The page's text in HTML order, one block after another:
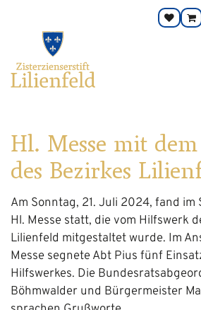
Zisterzienserstift
Lilienfeld
verlinkt
Hl. Messe mit
des Bezirkes
Am Sonntag, 21. Juli 2024, fand
Hl. Messe statt, die vom Hilfswerk
Lilienfeld mitgestaltet wurde. Im
Messe segnete Abt Pius fünf
Hilfswerkes. Die
Böhmwalder und Bürgermeister